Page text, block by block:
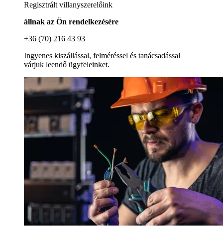
Regisztrált villanyszerelőink
állnak az Ön rendelkezésére
+36 (70) 216 43 93
Ingyenes kiszállással, felméréssel és tanácsadással
várjuk leendő ügyfeleinket.